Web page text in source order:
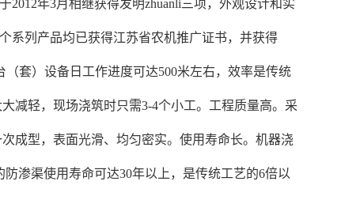
2012年3月相继获得发明zhuanli三项，外观设计和实
系列产品均已获得江苏省农机推广证书，并获得
套）设备日工作进度可达500米左右，效率是传统
减轻，现场浇筑时只需3-4个小工。工程质量高。采
成型，表面光滑、均匀密实。使用寿命长。机器浇
防渗渠使用寿命可达30年以上，是传统工艺的6倍以